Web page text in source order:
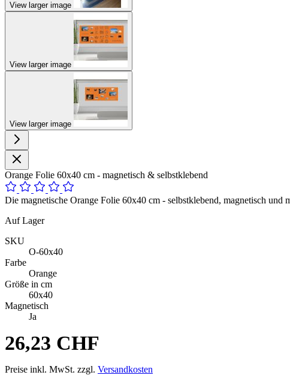
View larger image
View larger image
View larger image
Orange Folie 60x40 cm - magnetisch & selbstklebend
Die magnetische Orange Folie 60x40 cm - selbstklebend, magnetisch
Auf Lager
SKU
O-60x40
Farbe
Orange
Größe in cm
60x40
Magnetisch
Ja
26,23 CHF
Preise inkl. MwSt. zzgl. Versandkosten